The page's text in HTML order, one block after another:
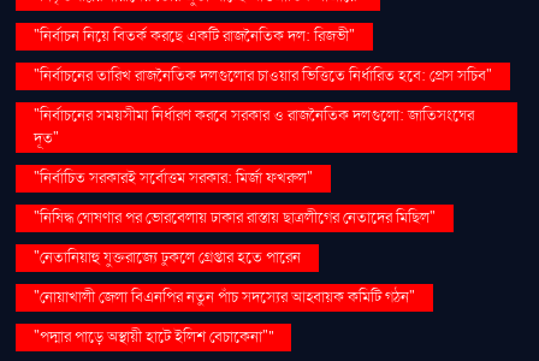
"নির্বাচন নিয়ে বিতর্ক করছে একটি রাজনৈতিক দল: রিজভী"
"নির্বাচনের তারিখ রাজনৈতিক দলগুলোর চাওয়ার ভিত্তিতে নির্ধারিত হবে: প্রেস সচিব"
"নির্বাচনের সময়সীমা নির্ধারণ করবে সরকার ও রাজনৈতিক দলগুলো: জাতিসংঘের
দূত"
"নির্বাচিত সরকারই সর্বোত্তম সরকার: মির্জা ফখরুল"
"নিষিদ্ধ ঘোষণার পর ভোরবেলায় ঢাকার রাস্তায় ছাত্রলীগের নেতাদের মিছিল"
"নেতানিয়াহু যুক্তরাজ্যে ঢুকলে গ্রেপ্তার হতে পারেন
"নোয়াখালী জেলা বিএনপির নতুন পাঁচ সদস্যের আহ্বায়ক কমিটি গঠন"
"পদ্মার পাড়ে অস্থায়ী হাটে ইলিশ বেচাকেনা"''